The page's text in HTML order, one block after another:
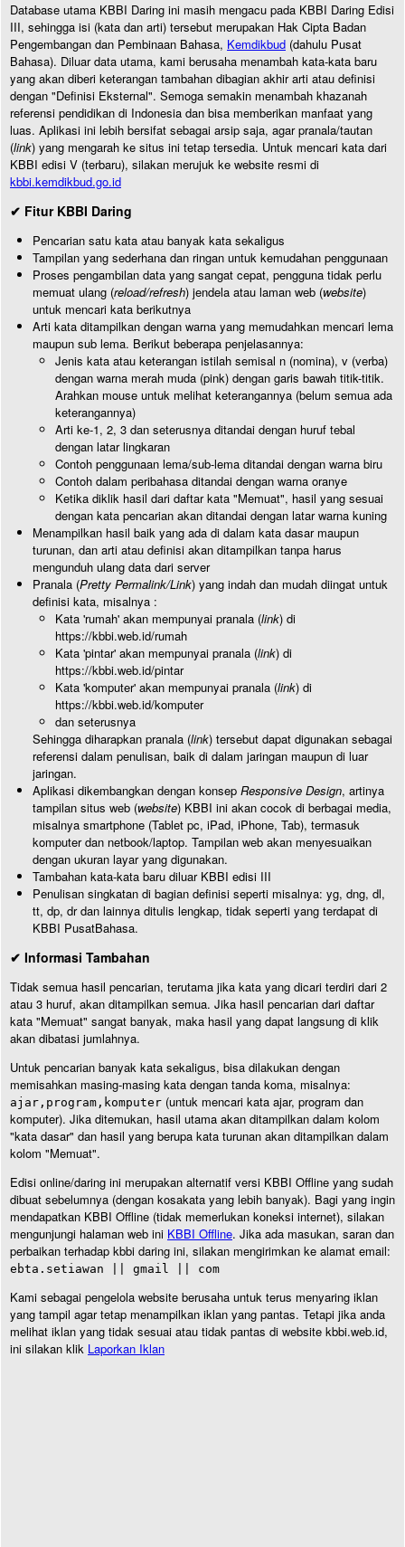
Database utama KBBI Daring ini masih mengacu pada KBBI Daring Edisi
III, sehingga isi (kata dan arti) tersebut merupakan Hak Cipta Badan
Pengembangan dan Pembinaan Bahasa, Kemdikbud (dahulu Pusat
Bahasa). Diluar data utama, kami berusaha menambah kata-kata baru
yang akan diberi keterangan tambahan dibagian akhir arti atau definisi
dengan "Definisi Eksternal". Semoga semakin menambah khazanah
referensi pendidikan di Indonesia dan bisa memberikan manfaat yang
luas. Aplikasi ini lebih bersifat sebagai arsip saja, agar pranala/tautan
(link) yang mengarah ke situs ini tetap tersedia. Untuk mencari kata dari
KBBI edisi V (terbaru), silakan merujuk ke website resmi di
kbbi.kemdikbud.go.id
✔ Fitur KBBI Daring
Pencarian satu kata atau banyak kata sekaligus
Tampilan yang sederhana dan ringan untuk kemudahan penggunaan
Proses pengambilan data yang sangat cepat, pengguna tidak perlu
memuat ulang (reload/refresh) jendela atau laman web (website)
untuk mencari kata berikutnya
Arti kata ditampilkan dengan warna yang memudahkan mencari lema
maupun sub lema. Berikut beberapa penjelasannya:
Jenis kata atau keterangan istilah semisal n (nomina), v (verba)
dengan warna merah muda (pink) dengan garis bawah titik-titik.
Arahkan mouse untuk melihat keterangannya (belum semua ada
keterangannya)
Arti ke-1, 2, 3 dan seterusnya ditandai dengan huruf tebal
dengan latar lingkaran
Contoh penggunaan lema/sub-lema ditandai dengan warna biru
Contoh dalam peribahasa ditandai dengan warna oranye
Ketika diklik hasil dari daftar kata "Memuat", hasil yang sesuai
dengan kata pencarian akan ditandai dengan latar warna kuning
Menampilkan hasil baik yang ada di dalam kata dasar maupun
turunan, dan arti atau definisi akan ditampilkan tanpa harus
mengunduh ulang data dari server
Pranala (Pretty Permalink/Link) yang indah dan mudah diingat untuk
definisi kata, misalnya :
Kata 'rumah' akan mempunyai pranala (link) di
https://kbbi.web.id/rumah
Kata 'pintar' akan mempunyai pranala (link) di
https://kbbi.web.id/pintar
Kata 'komputer' akan mempunyai pranala (link) di
https://kbbi.web.id/komputer
dan seterusnya
Sehingga diharapkan pranala (link) tersebut dapat digunakan sebagai
referensi dalam penulisan, baik di dalam jaringan maupun di luar
jaringan.
Aplikasi dikembangkan dengan konsep Responsive Design, artinya
tampilan situs web (website) KBBI ini akan cocok di berbagai media,
misalnya smartphone (Tablet pc, iPad, iPhone, Tab), termasuk
komputer dan netbook/laptop. Tampilan web akan menyesuaikan
dengan ukuran layar yang digunakan.
Tambahan kata-kata baru diluar KBBI edisi III
Penulisan singkatan di bagian definisi seperti misalnya: yg, dng, dl,
tt, dp, dr dan lainnya ditulis lengkap, tidak seperti yang terdapat di
KBBI PusatBahasa.
✔ Informasi Tambahan
Tidak semua hasil pencarian, terutama jika kata yang dicari terdiri dari 2
atau 3 huruf, akan ditampilkan semua. Jika hasil pencarian dari daftar
kata "Memuat" sangat banyak, maka hasil yang dapat langsung di klik
akan dibatasi jumlahnya.
Untuk pencarian banyak kata sekaligus, bisa dilakukan dengan
memisahkan masing-masing kata dengan tanda koma, misalnya:
ajar,program,komputer (untuk mencari kata ajar, program dan
komputer). Jika ditemukan, hasil utama akan ditampilkan dalam kolom
"kata dasar" dan hasil yang berupa kata turunan akan ditampilkan dalam
kolom "Memuat".
Edisi online/daring ini merupakan alternatif versi KBBI Offline yang sudah
dibuat sebelumnya (dengan kosakata yang lebih banyak). Bagi yang ingin
mendapatkan KBBI Offline (tidak memerlukan koneksi internet), silakan
mengunjungi halaman web ini KBBI Offline. Jika ada masukan, saran dan
perbaikan terhadap kbbi daring ini, silakan mengirimkan ke alamat email:
ebta.setiawan || gmail || com
Kami sebagai pengelola website berusaha untuk terus menyaring iklan
yang tampil agar tetap menampilkan iklan yang pantas. Tetapi jika anda
melihat iklan yang tidak sesuai atau tidak pantas di website kbbi.web.id,
ini silakan klik Laporkan Iklan